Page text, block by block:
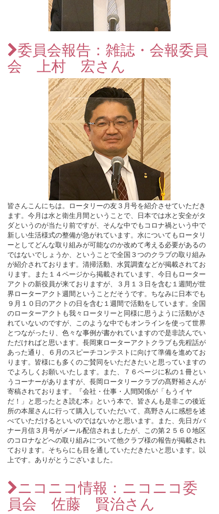
委員会報告：雑誌・会報委員
会 上村 宏さん
皆さんこんにちは。ロータリーの友３月号を紹介させていただき
ます。今月は水と衛生月間ということで、日本では水と安全がタ
ダというのが当たり前ですが、そんな中でもコロナ禍という中で
新しい生活様式の整備が急がれています。水についてもロータリ
ーとしてどんな取り組みが可能なのか改めて考える必要があるの
ではないでしょうか、ということで全国３つのクラブの取り組み
が紹介されております。清掃活動、水質調査などが掲載されてお
ります。また１４ページから掲載されています、今日もローター
アクトの新役員が来ておりますが、３月１３日を含む１週間が世
界ローターアクト週間ということだそうです。ちなみに日本でも
９月１０日のアクトの日を含む１週間で活動をしています。全国
のローターアクトも我々ロータリーと同様に思うように活動がさ
れていないのですが、このような中でもオンラインを使って世界
とつながったり、色々な事例が書かれていますので是非読んでい
ただければと思います。長岡東ローターアクトクラブも先程話が
あった通り、６月のスピーチコンテストに向けて準備を進めてお
ります。皆様にも多くのご賛同をいただきたいと思っていますの
でよろしくお願いいたします。また、７６ページに私の１冊とい
うコーナーがありますが、長岡ロータリークラブの髙野裕さんが
寄稿されております。『会社・仕事・人間関係が「もうイヤ
だ！」と思ったとき読む本』という本で、皆さんも是非この後近
所の本屋さんに行って購入していただいて、髙野さんに感想を述
べていただけるといいのではないかと思います。また、先日ガバ
ナー月信３月号がメール配信されましたが、この第２５６０地区
のコロナなどへの取り組みについて他クラブ様の報告が掲載され
ております。そちらにも目を通していただきたいと思います。以
上です。ありがとうございました。
ニコニコ情報：ニコニコ委
員会 佐藤 賢治さん